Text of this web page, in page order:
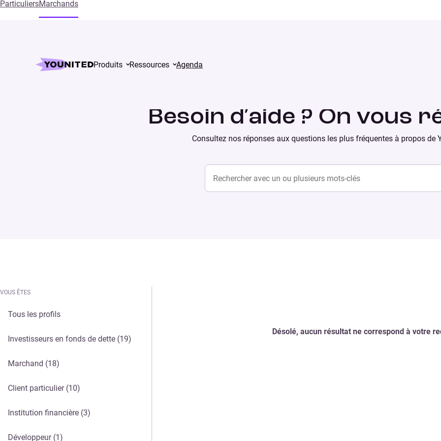
ParticuliersMarchands
Produits Ressources Agenda
Besoin d’aide ? On vous
Consultez nos réponses aux questions les plus fréquentes à propos de
Rechercher
VOUS ÊTES
Tous les profils
Investisseurs en fonds de dette (19)
Marchand (18)
Client particulier (10)
Institution financière (3)
Développeur (1)
Désolé, aucun résultat ne correspond à votre